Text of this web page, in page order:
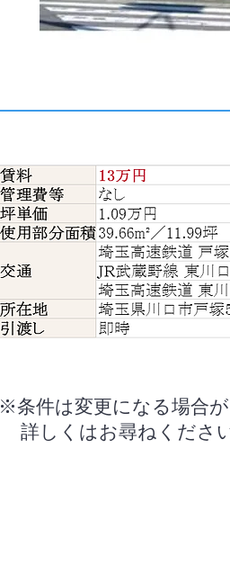
※条件は変更になる場合
詳しくはお尋ねくださ